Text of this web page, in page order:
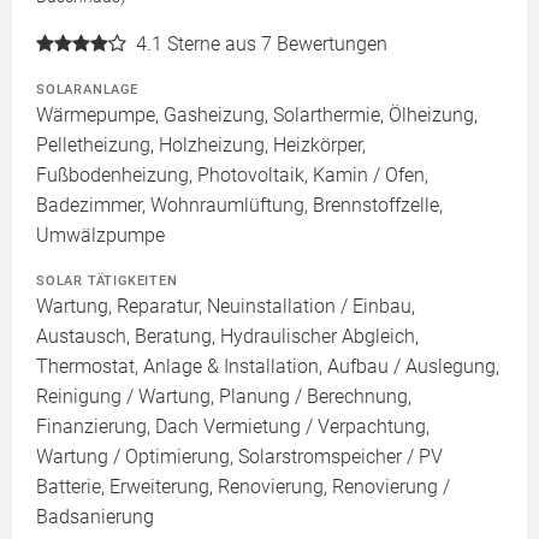
4.1 Sterne aus 7 Bewertungen
SOLARANLAGE
Wärmepumpe, Gasheizung, Solarthermie, Ölheizung,
Pelletheizung, Holzheizung, Heizkörper,
Fußbodenheizung, Photovoltaik, Kamin / Ofen,
Badezimmer, Wohnraumlüftung, Brennstoffzelle,
Umwälzpumpe
SOLAR TÄTIGKEITEN
Wartung, Reparatur, Neuinstallation / Einbau,
Austausch, Beratung, Hydraulischer Abgleich,
Thermostat, Anlage & Installation, Aufbau / Auslegung,
Reinigung / Wartung, Planung / Berechnung,
Finanzierung, Dach Vermietung / Verpachtung,
Wartung / Optimierung, Solarstromspeicher / PV
Batterie, Erweiterung, Renovierung, Renovierung /
Badsanierung